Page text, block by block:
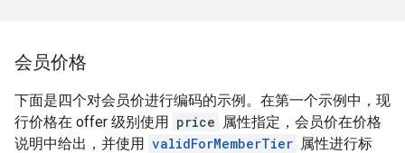
会员价格
下面是四个对会员价进行编码的示例。在第一个示例中，现
行价格在 offer 级别使用 price 属性指定，会员价在价格
说明中给出，并使用 validForMemberTier 属性进行标